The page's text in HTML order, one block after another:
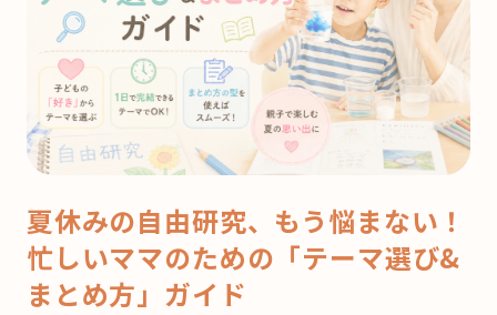
夏休みの自由研究、もう悩まない！
忙しいママのための「テーマ選び&
まとめ方」ガイド